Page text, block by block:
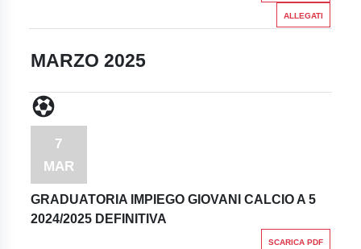
ALLEGATI
MARZO 2025
7
MAR
GRADUATORIA IMPIEGO GIOVANI CALCIO A 5
2024/2025 DEFINITIVA
SCARICA PDF